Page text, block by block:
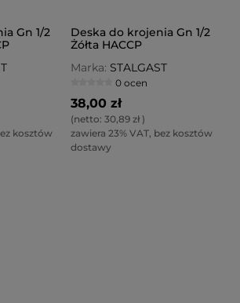
Gn 1/2
kosztów
Deska do krojenia Gn 1/2
Żółta HACCP
Marka: STALGAST
0 ocen
38,00 zł
(netto: 30,89 zł)
zawiera 23% VAT, bez kosztów
dostawy